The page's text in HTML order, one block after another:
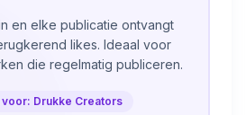
en elke publicatie ontvangt
likes. Ideaal voor
die regelmatig publiceren.
voor: Drukke Creators